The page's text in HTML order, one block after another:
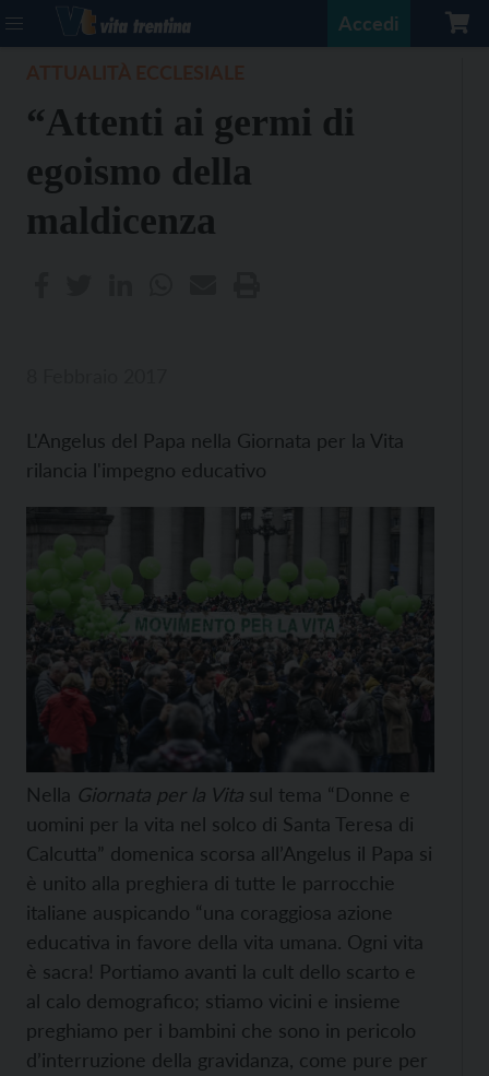
Accedi
“Attenti ai germi di
egoismo della
maldicenza
L'Angelus del Papa nella Giornata per la Vita
rilancia l'impegno educativo
Nella Giornata per la Vita sul tema “Donne e
uomini per la vita nel solco di Santa Teresa di
Calcutta” domenica scorsa all’Angelus il Papa si
è unito alla preghiera di tutte le parrocchie
italiane auspicando “una coraggiosa azione
educativa in favore della vita umana. Ogni vita
è sacra! Portiamo avanti la cult dello scarto e
al calo demografico; stiamo vicini e insieme
preghiamo per i bambini che sono in pericolo
d’interruzione della gravidanza, come pure per